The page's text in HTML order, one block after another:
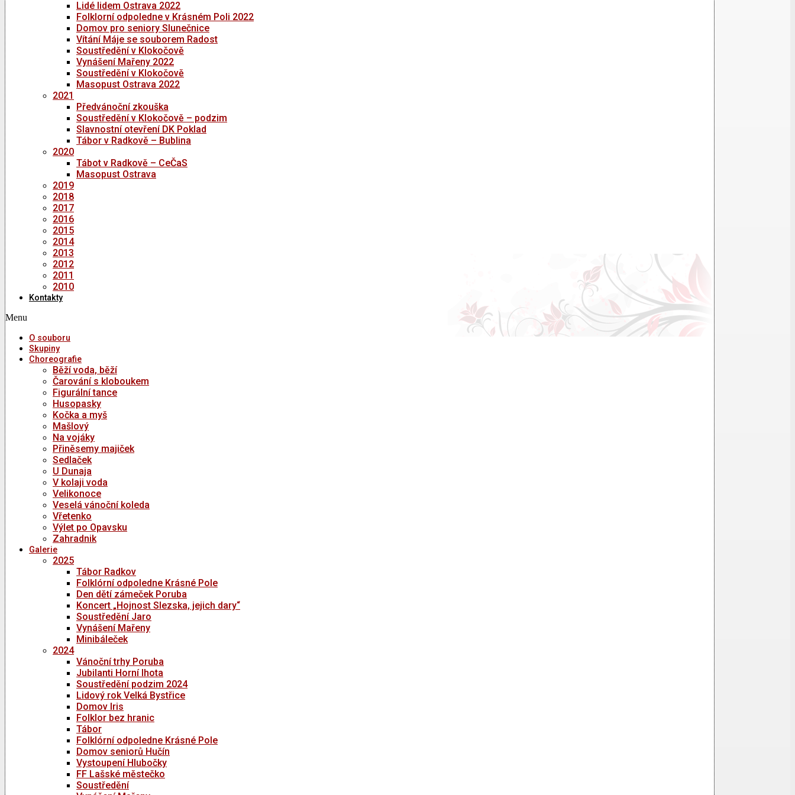
Lidé lidem Ostrava 2022
Folklorní odpoledne v Krásném Poli 2022
Domov pro seniory Slunečnice
Vítání Máje se souborem Radost
Soustředění v Klokočově
Vynášení Mařeny 2022
Soustředění v Klokočově
Masopust Ostrava 2022
2021
Předvánoční zkouška
Soustředění v Klokočově – podzim
Slavnostní otevření DK Poklad
Tábor v Radkově – Bublina
2020
Tábot v Radkově – CeČaS
Masopust Ostrava
2019
2018
2017
2016
2015
2014
2013
2012
2011
2010
Kontakty
Menu
O souboru
Skupiny
Choreografie
Běží voda, běží
Čarování s kloboukem
Figurální tance
Husopasky
Kočka a myš
Mašlový
Na vojáky
Přiněsemy majiček
Sedlaček
U Dunaja
V kolaji voda
Velikonoce
Veselá vánoční koleda
Vřetenko
Výlet po Opavsku
Zahradnik
Galerie
2025
Tábor Radkov
Folklórní odpoledne Krásné Pole
Den dětí zámeček Poruba
Koncert „Hojnost Slezska, jejich dary“
Soustředění Jaro
Vynášení Mařeny
Minibáleček
2024
Vánoční trhy Poruba
Jubilanti Horní lhota
Soustředění podzim 2024
Lidový rok Velká Bystřice
Domov Iris
Folklor bez hranic
Tábor
Folklórní odpoledne Krásné Pole
Domov seniorů Hučín
Vystoupení Hlubočky
FF Lašské městečko
Soustředění